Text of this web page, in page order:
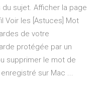
sujet. Afficher la page
Voir les [Astuces] Mot
de votre
protégée par un
supprimer le mot de
sur Mac ...